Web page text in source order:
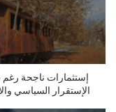
أكد أن غالبية الوافدين من
وأن التحدي…